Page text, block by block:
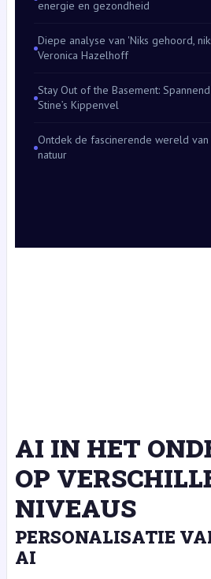
energie en gezondheid
Diepe analyse van 'Niks gehoord,
Veronica Hazelhoff
Stay Out of the Basement:
Stine’s Kippenvel
Ontdek de fascinerende wereld
natuur
AI IN HET
OP
NIVEAUS
PERSONALISATIE
AI